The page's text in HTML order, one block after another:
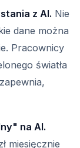
z AI. Nie
dane można
Pracownicy
światła
na AI.
miesięcznie